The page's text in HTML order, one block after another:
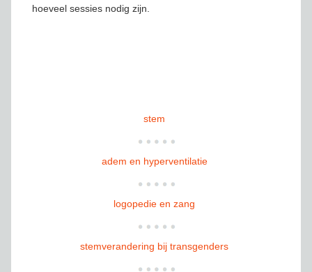
hoeveel sessies nodig zijn.
stem
adem en hyperventilatie
logopedie en zang
stemverandering bij transgenders